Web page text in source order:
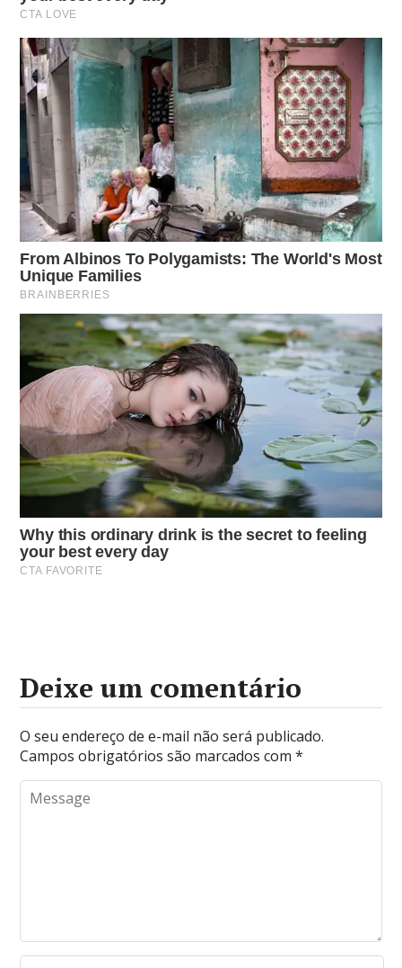
Deixe um comentário
O seu endereço de e-mail não será publicado.
Campos obrigatórios são marcados com*